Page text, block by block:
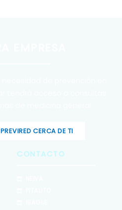
PREVIRED CERCA DE TI
CONTACTO